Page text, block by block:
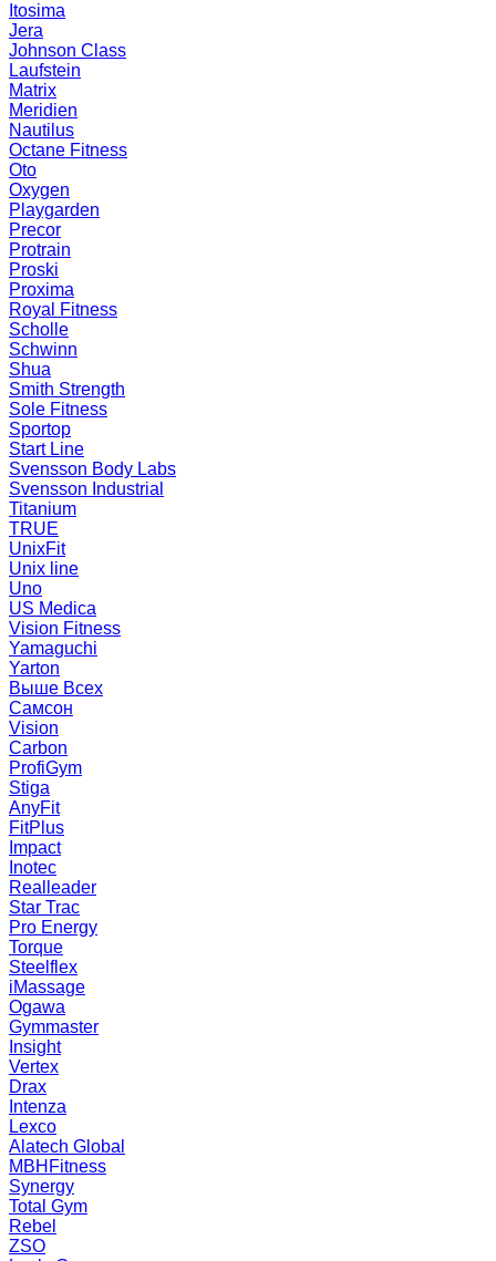
Itosima
Jera
Johnson Class
Laufstein
Matrix
Meridien
Nautilus
Octane Fitness
Oto
Oxygen
Playgarden
Precor
Protrain
Proski
Proxima
Royal Fitness
Scholle
Schwinn
Shua
Smith Strength
Sole Fitness
Sportop
Start Line
Svensson Body Labs
Svensson Industrial
Titanium
TRUE
UnixFit
Unix line
Uno
US Medica
Vision Fitness
Yamaguchi
Yarton
Выше Всех
Самсон
Vision
Carbon
ProfiGym
Stiga
AnyFit
FitPlus
Impact
Inotec
Realleader
Star Trac
Pro Energy
Torque
Steelflex
iMassage
Ogawa
Gymmaster
Insight
Vertex
Drax
Intenza
Lexco
Alatech Global
MBHFitness
Synergy
Total Gym
Rebel
ZSO